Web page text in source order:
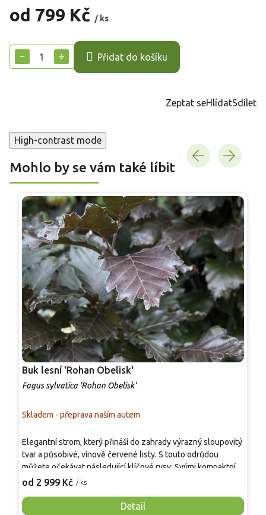
od 799 Kč / ks
cena:
+
− Přidat do košíku
Zeptat seHlídatSdílet
High-contrast mode
Mohlo by se vám také líbit
Buk lesní 'Rohan Obelisk'
Fagus sylvatica 'Rohan Obelisk'
Skladem - přeprava naším autem
od 2 999 Kč / ks
Detail
Elegantní strom, který přináší do zahrady výrazný sloupovitý
tvar a působivé, vínově červené listy. S touto odrůdou
můžete očekávat následující klíčové rysy: Svými kompaktními
rozměry dosahujícími výšky 8-12 metrů a šířky 2-3 metry je
pro ty, kteří chtějí přidat výrazný prvek do omezeného